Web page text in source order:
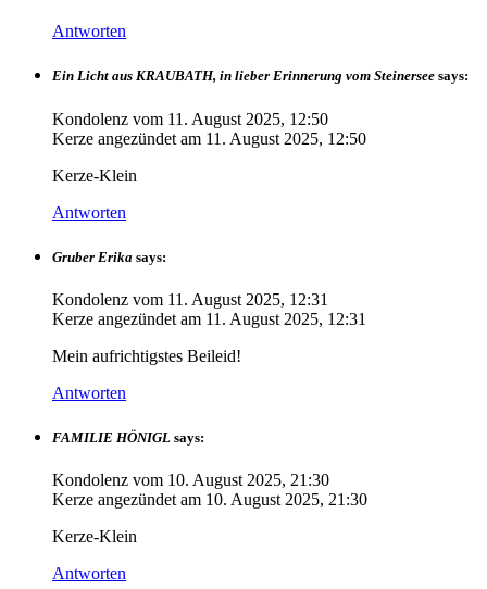
Antworten
Ein Licht aus KRAUBATH, in lieber Erinnerung vom Steinersee says:
Kondolenz vom 11. August 2025, 12:50
Kerze angezündet am 11. August 2025, 12:50
Kerze-Klein
Antworten
Gruber Erika says:
Kondolenz vom 11. August 2025, 12:31
Kerze angezündet am 11. August 2025, 12:31
Mein aufrichtigstes Beileid!
Antworten
FAMILIE HÖNIGL says:
Kondolenz vom 10. August 2025, 21:30
Kerze angezündet am 10. August 2025, 21:30
Kerze-Klein
Antworten